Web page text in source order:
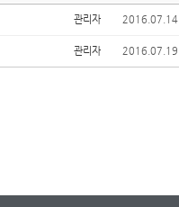
관리자 2016.07.14
관리자 2016.07.19